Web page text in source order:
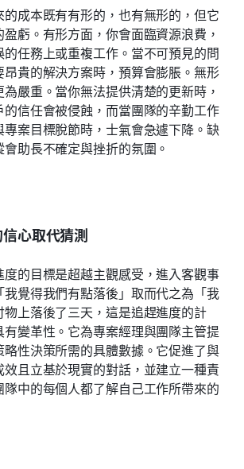
成本既有有形的，也有無形的，但它
虧。有形方面，你會面臨資源浪費，
任務上或重複工作。當不可預見的問
貴的解決方案時，預算會膨脹。無形
嚴重。當你無法提供清楚的更新時，
的信任會被侵蝕，而當團隊的辛勤工作
案目標脫節時，士氣會急遽下降。缺
助長不確定與挫折的氛圍。
心取代猜測
的目標是超越主觀感受，進入客觀事
覺得我們有點落後」取而代之為「我
上落後了三天，這是追趕進度的計
變革性。它為專案經理與團隊主管提
性決策所需的具體數據。它促進了與
且立基於現實的對話，並建立一種責
中的每個人都了解自己工作所帶來的